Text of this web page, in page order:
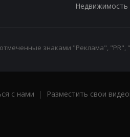
Недвижимость
знаками "Реклама", "PR",
с нами | Разместить свои